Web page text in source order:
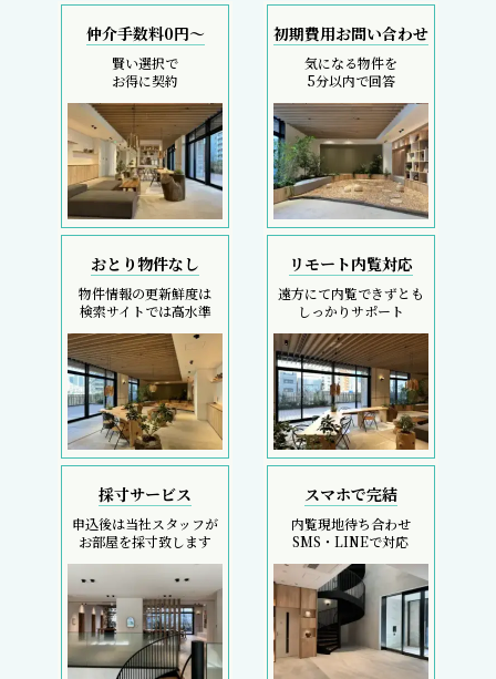
仲介手数料0円～
賢い選択で
お得に契約
初期費用お問い合わせ
気になる物件を
5分以内で回答
おとり物件なし
物件情報の更新鮮度は
検索サイトでは高水準
リモート内覧対応
遠方にて内覧できずとも
しっかりサポート
採寸サービス
申込後は当社スタッフが
お部屋を採寸致します
スマホで完結
内覧現地待ち合わせ
SMS・LINEで対応